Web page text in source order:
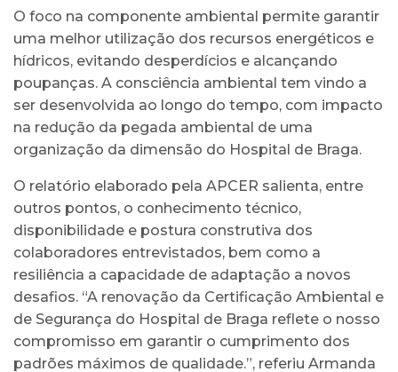
O foco na componente ambiental permite garantir
uma melhor utilização dos recursos energéticos e
hídricos, evitando desperdícios e alcançando
poupanças. A consciência ambiental tem vindo a
ser desenvolvida ao longo do tempo, com impacto
na redução da pegada ambiental de uma
organização da dimensão do Hospital de Braga.
O relatório elaborado pela APCER salienta, entre
outros pontos, o conhecimento técnico,
disponibilidade e postura construtiva dos
colaboradores entrevistados, bem como a
resiliência a capacidade de adaptação a novos
desafios. “A renovação da Certificação Ambiental e
de Segurança do Hospital de Braga reflete o nosso
compromisso em garantir o cumprimento dos
padrões máximos de qualidade.”, referiu Armanda